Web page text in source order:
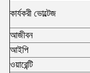
কার্যকরী ভোল্টেজ
আজীবন
আইপি
ওয়ারেন্টি